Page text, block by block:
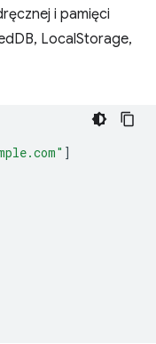
i pamięci
LocalStorage,
]